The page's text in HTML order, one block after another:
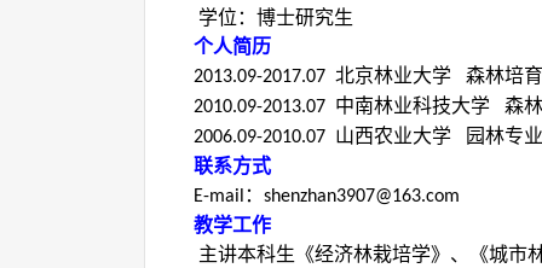
学位：博士研究生
个人简历
2013.09-2017.07 北京林业大学 森林培
2010.09-2013.07 中南林业科技大学 森
2006.09-2010.07 山西农业大学 园林
联系方式
E-mail ： shenzhan3907@163.com
教学工作
主讲本科生《经济林栽培学》、《城市